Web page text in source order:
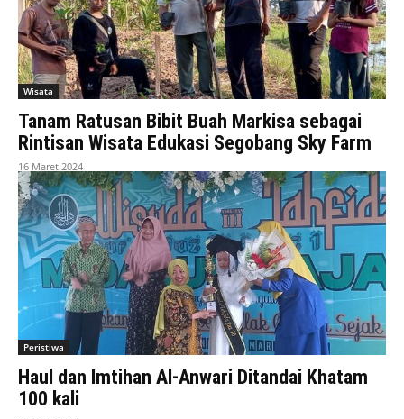
Wisata
Tanam Ratusan Bibit Buah Markisa sebagai
Rintisan Wisata Edukasi Segobang Sky Farm
16 Maret 2024
Peristiwa
Haul dan Imtihan Al-Anwari Ditandai Khatam
100 kali